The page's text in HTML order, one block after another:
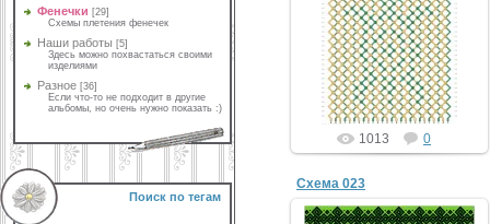
Фенечки [29]
Схемы плетения фенечек
Наши работы [5]
Здесь можно похвастаться своими
изделиями
Разное [36]
Если что-то не подходит в другие
альбомы, но очень нужно показать :)
Поиск по тегам
1013 0
Схема 023